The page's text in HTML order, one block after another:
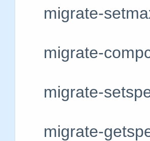
migrate-
migrate-
migrate-
migrate-